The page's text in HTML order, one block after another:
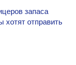
запаса
отправить